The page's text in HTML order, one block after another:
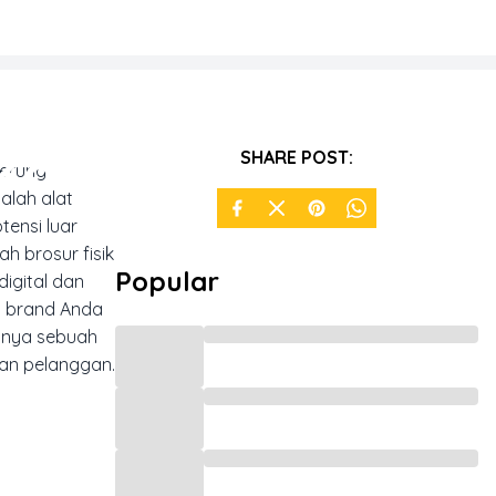
alat
luar
brosur fisik
dan
brand Anda
sebuah
pelanggan.
SHARE POST:
Popular